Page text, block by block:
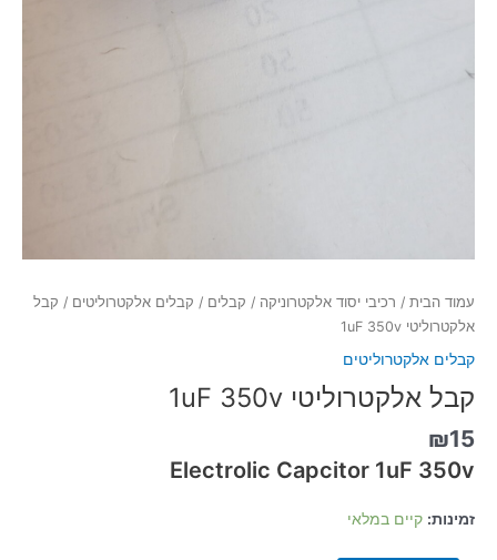
עמוד הבית / רכיבי יסוד אלקטרוניקה / קבלים / קבלים אלקטרוליטים / קבל
אלקטרוליטי 1uF 350v
קבלים אלקטרוליטים
קבל אלקטרוליטי 1uF 350v
₪15
Electrolic Capcitor 1uF 350v
זמינות: קיים במלאי